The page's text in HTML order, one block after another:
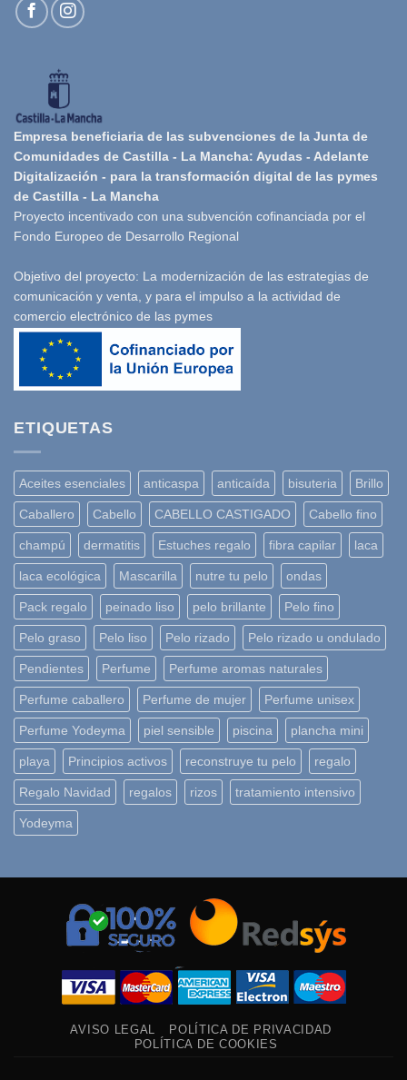
Empresa beneficiaria de las subvenciones de la Junta de
Comunidades de Castilla - La Mancha: Ayudas - Adelante
Digitalización - para la transformación digital de las pymes
de Castilla - La Mancha
Proyecto incentivado con una subvención cofinanciada por el
Fondo Europeo de Desarrollo Regional
Objetivo del proyecto: La modernización de las estrategias de
comunicación y venta, y para el impulso a la actividad de
comercio electrónico de las pymes
ETIQUETAS
Aceites esenciales anticaspa anticaída bisuteria Brillo
Caballero Cabello CABELLO CASTIGADO Cabello fino
champú dermatitis Estuches regalo fibra capilar laca
laca ecológica Mascarilla nutre tu pelo ondas
Pack regalo peinado liso pelo brillante Pelo fino
Pelo graso Pelo liso Pelo rizado Pelo rizado u ondulado
Pendientes Perfume Perfume aromas naturales
Perfume caballero Perfume de mujer Perfume unisex
Perfume Yodeyma piel sensible piscina plancha mini
playa Principios activos reconstruye tu pelo regalo
Regalo Navidad regalos rizos tratamiento intensivo
Yodeyma
AVISO LEGAL
POLÍTICA DE PRIVACIDAD
POLÍTICA DE COOKIES